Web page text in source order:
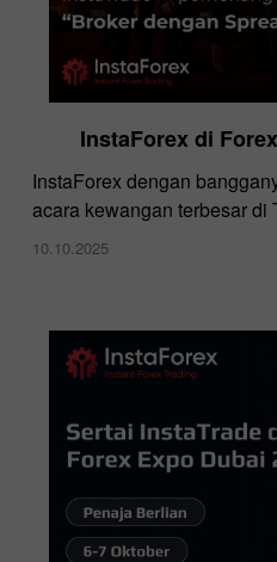
InstaForex di
​InstaForex dengan
acara kewangan terbesar di
10.10.2025